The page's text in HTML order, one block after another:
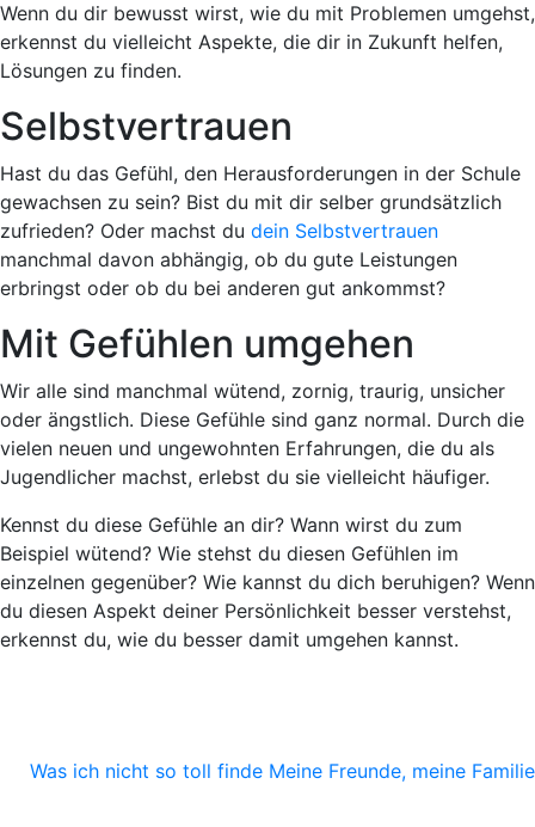
Wenn du dir bewusst wirst, wie du mit Problemen umgehst,
erkennst du vielleicht Aspekte, die dir in Zukunft helfen,
Lösungen zu finden.
Selbstvertrauen
Hast du das Gefühl, den Herausforderungen in der Schule
gewachsen zu sein? Bist du mit dir selber grundsätzlich
zufrieden? Oder machst du dein Selbstvertrauen
manchmal davon abhängig, ob du gute Leistungen
erbringst oder ob du bei anderen gut ankommst?
Mit Gefühlen umgehen
Wir alle sind manchmal wütend, zornig, traurig, unsicher
oder ängstlich. Diese Gefühle sind ganz normal. Durch die
vielen neuen und ungewohnten Erfahrungen, die du als
Jugendlicher machst, erlebst du sie vielleicht häufiger.
Kennst du diese Gefühle an dir? Wann wirst du zum
Beispiel wütend? Wie stehst du diesen Gefühlen im
einzelnen gegenüber? Wie kannst du dich beruhigen? Wenn
du diesen Aspekt deiner Persönlichkeit besser verstehst,
erkennst du, wie du besser damit umgehen kannst.
Was ich nicht so toll finde Meine Freunde, meine Familie